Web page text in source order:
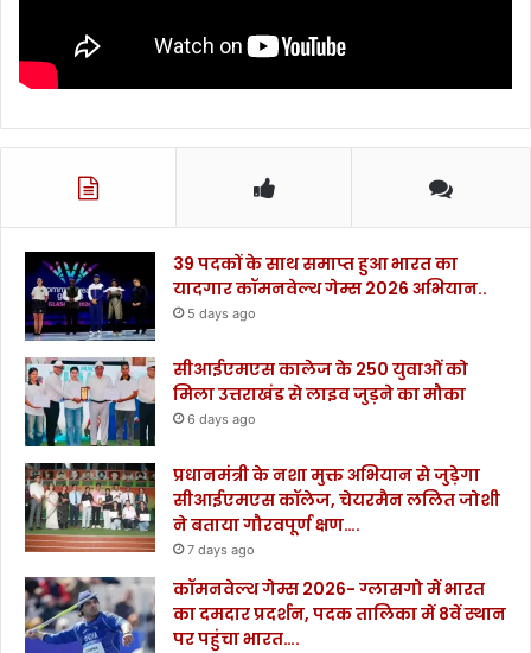
39 पदकों के साथ समाप्त हुआ भारत का
यादगार कॉमनवेल्थ गेम्स 2026 अभियान..
5 days ago
सीआईएमएस कालेज के 250 युवाओं को
मिला उत्तराखंड से लाइव जुड़ने का मौका
6 days ago
प्रधानमंत्री के नशा मुक्त अभियान से जुड़ेगा
सीआईएमएस कॉलेज, चेयरमैन ललित जोशी
ने बताया गौरवपूर्ण क्षण….
7 days ago
कॉमनवेल्थ गेम्स 2026- ग्लासगो में भारत
का दमदार प्रदर्शन, पदक तालिका में 8वें स्थान
पर पहुंचा भारत….